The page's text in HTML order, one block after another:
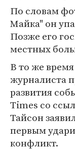
По словам
Майка" он
Позже его
местных
В то же
журналиста
развития
Times со
Тайсон
первым
конфликт.